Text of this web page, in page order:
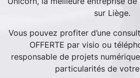
sur Liège.
Vous pouvez profiter d’une
OFFERTE par visio ou
responsable de projets
particularités de